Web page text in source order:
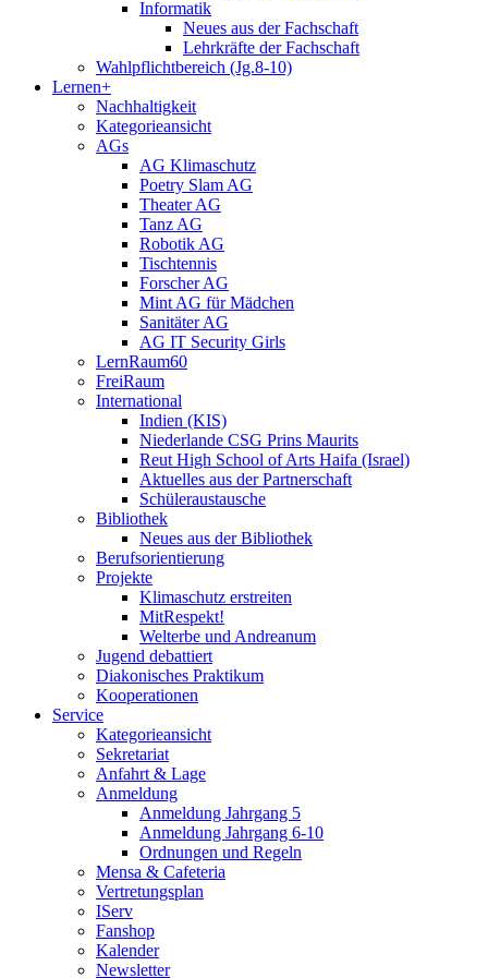
Informatik
Neues aus der Fachschaft
Lehrkräfte der Fachschaft
Wahlpflichtbereich (Jg.8-10)
Lernen+
Nachhaltigkeit
Kategorieansicht
AGs
AG Klimaschutz
Poetry Slam AG
Theater AG
Tanz AG
Robotik AG
Tischtennis
Forscher AG
Mint AG für Mädchen
Sanitäter AG
AG IT Security Girls
LernRaum60
FreiRaum
International
Indien (KIS)
Niederlande CSG Prins Maurits
Reut High School of Arts Haifa (Israel)
Aktuelles aus der Partnerschaft
Schüleraustausche
Bibliothek
Neues aus der Bibliothek
Berufsorientierung
Projekte
Klimaschutz erstreiten
MitRespekt!
Welterbe und Andreanum
Jugend debattiert
Diakonisches Praktikum
Kooperationen
Service
Kategorieansicht
Sekretariat
Anfahrt & Lage
Anmeldung
Anmeldung Jahrgang 5
Anmeldung Jahrgang 6-10
Ordnungen und Regeln
Mensa & Cafeteria
Vertretungsplan
IServ
Fanshop
Kalender
Newsletter